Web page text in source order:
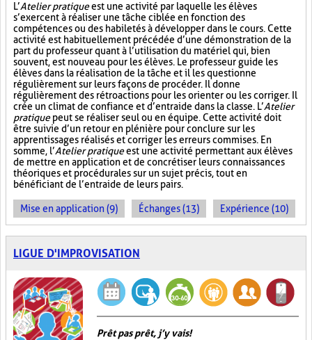
L’Atelier pratiqueest une activité par laquelle les élèves
s’exercent à réaliser une tâche ciblée en fonction des
compétences ou des habiletés à développer dans le cours. Cette
activité est habituellement précédée d’une démonstration de la
part du professeur quant à l’utilisation du matériel qui, bien
souvent, est nouveau pour les élèves. Le professeur guide les
élèves dans la réalisation de la tâche et il les questionne
régulièrement sur leurs façons de procéder. Il donne
régulièrement des rétroactions pour les orienter ou les corriger. Il
crée un climat de confiance et d’entraide dans la classe. L’Atelier
pratiquepeut se réaliser seul ou en équipe. Cette activité doit
être suivie d’un retour en plénière pour conclure sur les
apprentissages réalisés et corriger les erreurs commises. En
somme, l’Atelier pratiqueest une activité permettant aux élèves
de mettre en application et de concrétiser leurs connaissances
théoriques et procédurales sur un sujet précis, tout en
bénéficiant de l’entraide de leurs pairs.
Mise en application (9) Échanges (13) Expérience (10)
LIGUE D'IMPROVISATION
Prêt pas prêt, j’y vais!